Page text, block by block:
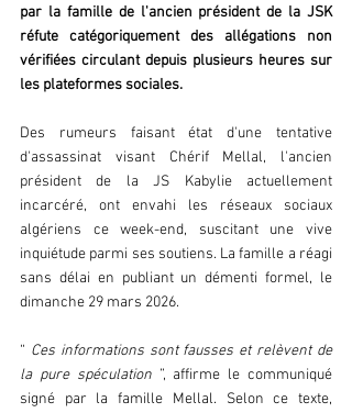
par la famille de l'ancien président de la JSK
réfute catégoriquement des allégations non
vérifiées circulant depuis plusieurs heures sur
les plateformes sociales.
Des rumeurs faisant état d'une tentative
d'assassinat visant Chérif Mellal, l'ancien
président de la JS Kabylie actuellement
incarcéré, ont envahi les réseaux sociaux
algériens ce week-end, suscitant une vive
inquiétude parmi ses soutiens. La famille a réagi
sans délai en publiant un démenti formel, le
dimanche 29 mars 2026.
“ Ces informations sont fausses et relèvent de
la pure spéculation ”, affirme le communiqué
signé par la famille Mellal. Selon ce texte,